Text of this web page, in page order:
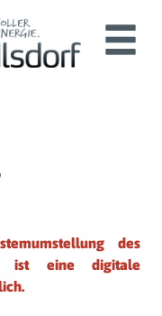
des
ist eine digitale